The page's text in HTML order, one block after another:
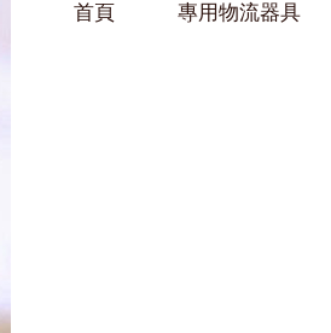
首頁 專用物流器具